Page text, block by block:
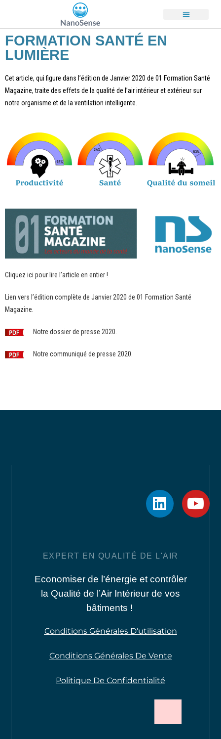
FORMATION SANTÉ EN
LUMIÈRE
Cet article, qui figure dans l’édition de Janvier 2020 de 01 Formation Santé
Magazine, traite des effets de la qualité de l’air intérieur et extérieur sur
notre organisme et de la ventilation intelligente.
Cliquez ici pour lire l’article en entier !
Lien vers l’édition complète de Janvier 2020 de 01 Formation Santé
Magazine.
Notre dossier de presse 2020.
Notre communiqué de presse 2020.
EXPERT EN QUALITÉ DE L'AIR
Economiser de l’énergie et contrôler
la Qualité de l’Air Intérieur de vos
bâtiments !
Conditions Générales D'utilisation
Conditions Générales De Vente
Politique De Confidentialité